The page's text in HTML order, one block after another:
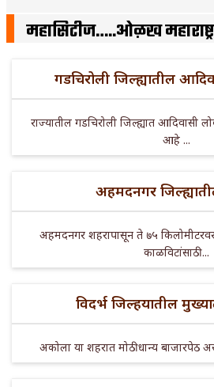
महासिटीज…..ओळख
गडचिरोली जिल्ह्यातील
राज्यातील गडचिरोली जिल्ह्यात आदिवासी
आहे ...
अहमदनगर
अहमदनगर शहरापासून ते ७५
काळविटांसाठी ...
विदर्भ जिल्हयातील
अकोला या शहरात मोठी धान्य